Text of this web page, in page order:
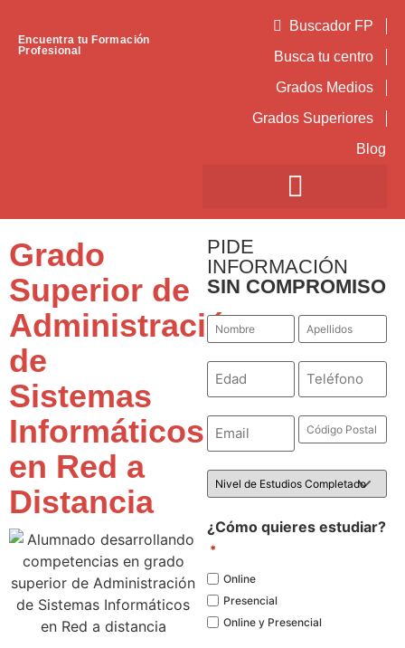
Encuentra tu Formación
Profesional
Buscador FP
Busca tu centro
Grados Medios
Grados Superiores
Blog
Grado
Superior de
Administración
de
Sistemas
Informáticos
en Red a
Distancia
PIDE
INFORMACIÓN
SIN COMPROMISO
Nombre Apellidos
*
Número Teléfono
Email
Código
Postal
Nivel
de
¿Cómo quieres estudiar?
*
Online
Presencial
Online y Presencial